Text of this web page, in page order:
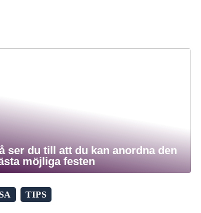
ser du till att du kan anordna den
möjliga festen
TIPS